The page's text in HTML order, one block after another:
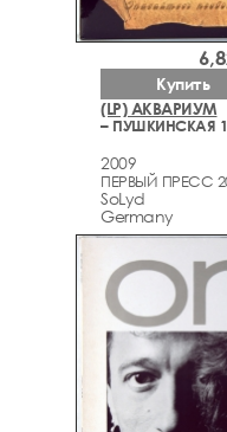
(LP) АКВАРИУМ
– ПУШКИНСКАЯ
2009
ПЕРВЫЙ ПРЕСС
SoLyd
Germany
Купить